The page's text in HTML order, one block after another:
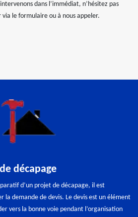
dans l’immédiat, n’hésitez pas
le formulaire ou à nous appeler.
décapage
d’un projet de décapage, il est
la demande de devis. Le devis est un élément
vers la bonne voie pendant l’organisation